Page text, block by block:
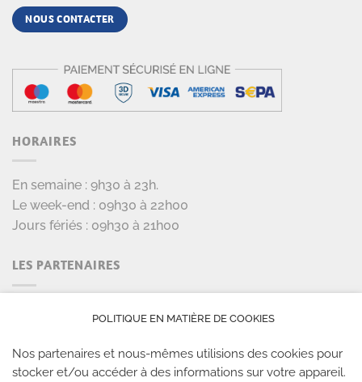
NOUS CONTACTER
HORAIRES
En semaine : 9h30 à 23h.
Le week-end : 09h30 à 22h00
Jours fériés : 09h30 à 21h00
LES PARTENAIRES
POLITIQUE EN MATIÈRE DE COOKIES
Nos partenaires et nous-mêmes utilisions des cookies pour
stocker et/ou accéder à des informations sur votre appareil.